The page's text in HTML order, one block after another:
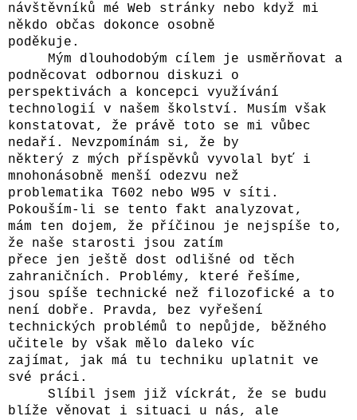
návštěvníků mé Web stránky nebo když mi
někdo občas dokonce osobně
poděkuje.
Mým dlouhodobým cílem je usměrňovat a
podněcovat odbornou diskuzi o
perspektivách a koncepci využívání
technologií v našem školství. Musím však
konstatovat, že právě toto se mi vůbec
nedaří. Nevzpomínám si, že by
některý z mých příspěvků vyvolal byť i
mnohonásobně menší odezvu než
problematika T602 nebo W95 v síti.
Pokouším-li se tento fakt analyzovat,
mám ten dojem, že příčinou je nejspíše to,
že naše starosti jsou zatím
přece jen ještě dost odlišné od těch
zahraničních. Problémy, které řešíme,
jsou spíše technické než filozofické a to
není dobře. Pravda, bez vyřešení
technických problémů to nepůjde, běžného
učitele by však mělo daleko víc
zajímat, jak má tu techniku uplatnit ve
své práci.
Slíbil jsem již víckrát, že se budu
blíže věnovat i situaci u nás, ale